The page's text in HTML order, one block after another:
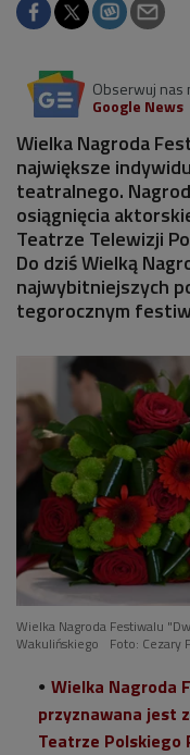
Obserwuj nas
Google News
Wielka Nagroda
największe
teatralnego.
osiągnięcia
Teatrze Telewizji
Do dziś Wielką
najwybitniejszych
tegorocznym
Wielka Nagroda Festiwalu
Wakulińskiego
Foto: Cezary
Wielka Nagroda
przyznawana jest
Teatrze Polskiego